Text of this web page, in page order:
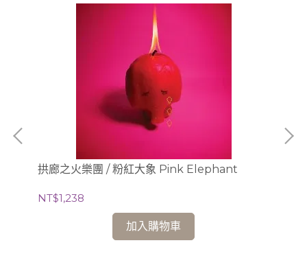
拱廊之火樂團 / 粉紅大象 Pink Elephant
NT$1,238
加入購物車